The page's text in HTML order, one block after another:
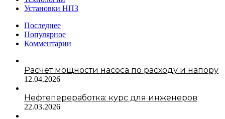
Установки НПЗ
Последнее
Популярное
Комментарии
Расчет мощности насоса по расходу и напору
12.04.2026
Нефтепереработка: курс для инженеров
22.03.2026